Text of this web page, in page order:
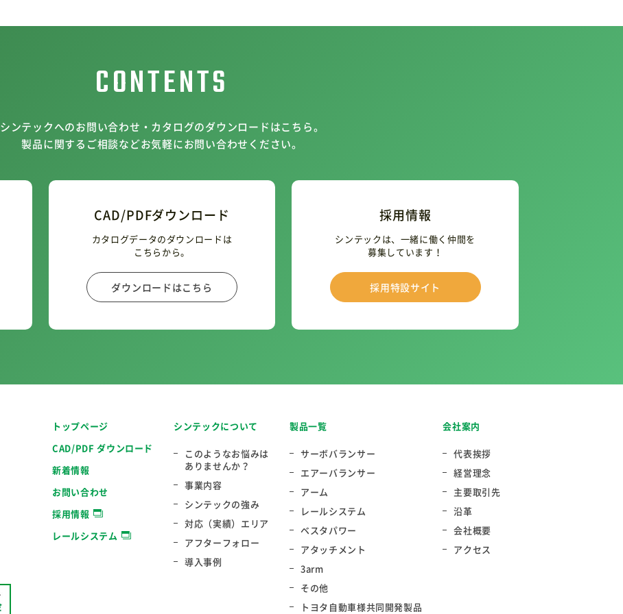
CONTENTS
シンテックへのお問い合わせ・カタログのダウンロードはこちら。
製品に関するご相談などお気軽にお問い合わせください。
CAD/PDFダウンロード
カタログデータのダウンロードは
こちらから。
ダウンロードはこちら
採用情報
シンテックは、一緒に働く仲間を
募集しています！
採用特設サイト
トップページ
CAD/PDF ダウンロード
新着情報
お問い合わせ
採用情報
レールシステム
シンテックについて
このようなお悩みは
ありませんか？
事業内容
シンテックの強み
対応（実績）エリア
アフターフォロー
導入事例
製品一覧
サーボバランサー
エアーバランサー
アーム
レールシステム
ベスタパワー
アタッチメント
3arm
その他
トヨタ自動車様共同開発製品
会社案内
代表挨拶
経営理念
主要取引先
沿革
会社概要
アクセス